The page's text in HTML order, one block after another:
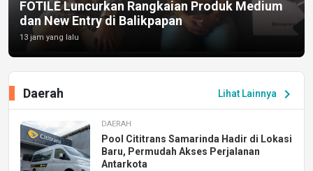
FOTILE Luncurkan Rangkaian Produk Medium
dan New Entry di Balikpapan
13 jam yang lalu
Lihat Lainnya chevron_right
Daerah
DAERAH
Pool Cititrans Samarinda Hadir di Lokasi
Baru, Permudah Akses Perjalanan
Antarkota